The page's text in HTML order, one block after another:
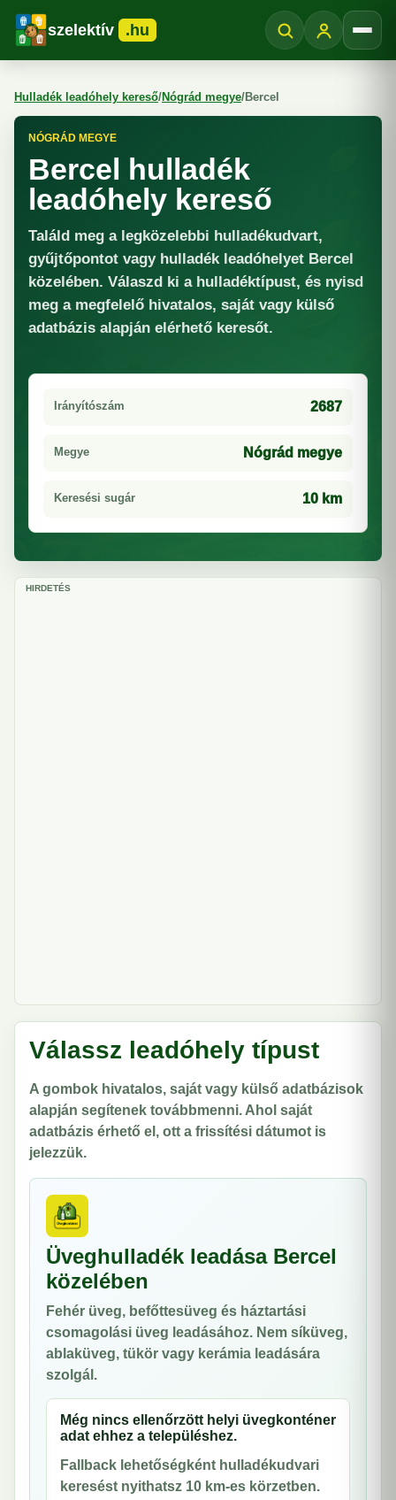
szelektív .hu
Hulladék leadóhely kereső/Nógrád megye/Bercel
NÓGRÁD MEGYE
Bercel hulladék
leadóhely kereső
Találd meg a legközelebbi hulladékudvart,
gyűjtőpontot vagy hulladék leadóhelyet Bercel
közelében. Válaszd ki a hulladéktípust, és nyisd
meg a megfelelő hivatalos, saját vagy külső
adatbázis alapján elérhető keresőt.
Irányítószám 2687
Megye Nógrád megye
Keresési sugár 10 km
HIRDETÉS
Válassz leadóhely típust
A gombok hivatalos, saját vagy külső adatbázisok
alapján segítenek továbbmenni. Ahol saját
adatbázis érhető el, ott a frissítési dátumot is
jelezzük.
Üveghulladék leadása Bercel
közelében
Fehér üveg, befőttesüveg és háztartási
csomagolási üveg leadásához. Nem síküveg,
ablaküveg, tükör vagy kerámia leadására
szolgál.
Még nincs ellenőrzött helyi üvegkonténer
adat ehhez a településhez.
Fallback lehetőségként hulladékudvari
keresést nyithatsz 10 km-es körzetben.